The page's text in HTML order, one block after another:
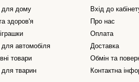
для дому
здоров'я
автомобіля
товари
для тварин
Вхід до
Про нас
Оплата
Доставка
Обмін та
Контактна